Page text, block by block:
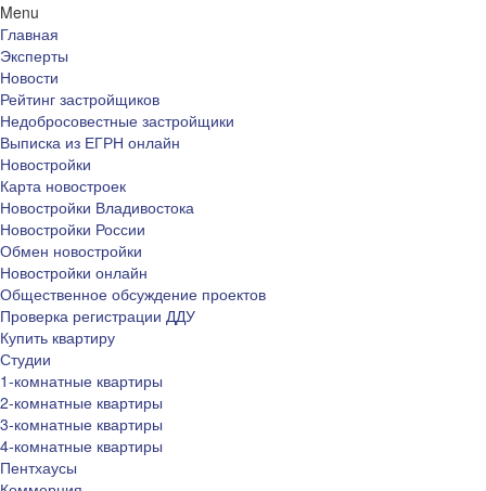
Menu
Главная
Эксперты
Новости
Рейтинг застройщиков
Недобросовестные застройщики
Выписка из ЕГРН онлайн
Новостройки
Карта новостроек
Новостройки Владивостока
Новостройки России
Обмен новостройки
Новостройки онлайн
Общественное обсуждение проектов
Проверка регистрации ДДУ
Купить квартиру
Студии
1-комнатные квартиры
2-комнатные квартиры
3-комнатные квартиры
4-комнатные квартиры
Пентхаусы